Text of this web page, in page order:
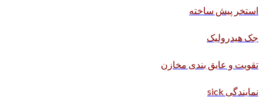
استخر پیش ساخته
جک هیدرولیک
تقویت و عایق بندی مخازن
نمایندگی sick